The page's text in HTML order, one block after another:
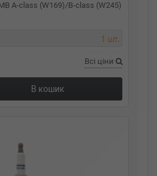
A-class (W169)/B-class (W245)
1 шт.
Всі ціни
В кошик